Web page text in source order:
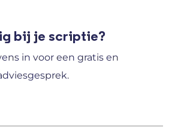
bij je scriptie?
in voor een gratis en